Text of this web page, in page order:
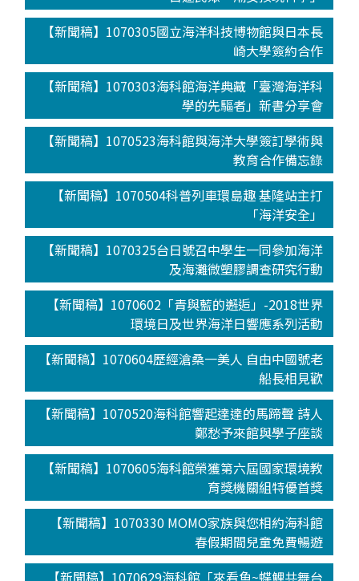
【新聞稿】1070305國立海洋科技博物館與日本長
崎大學簽約合作
【新聞稿】1070303海科館海洋典藏「臺灣海洋科
學的先驅者」新書分享會
【新聞稿】1070523海科館與海洋大學簽訂學術與
教育合作備忘錄
【新聞稿】1070504科普列車環島趣 基隆站主打
「海洋安全」
【新聞稿】1070325台日號召中學生一同參加海洋
及海灘微塑膠調查研究行動
【新聞稿】1070602「青與藍的邂逅」-2018世界
環境日及世界海洋日響應系列活動
【新聞稿】1070604歷經滄桑一美人 自由中國號老
船長相見歡
【新聞稿】1070520海科館響起達達的馬蹄聲 詩人
鄭愁予來館與學子座談
【新聞稿】1070605海科館榮獲第六屆國家環境教
育獎機關組特優首獎
【新聞稿】1070330 MOMO家族與您相約海科館
春假期間兒童免費暢遊
【新聞稿】1070629海科館「來看魚~蝶鯉共舞台